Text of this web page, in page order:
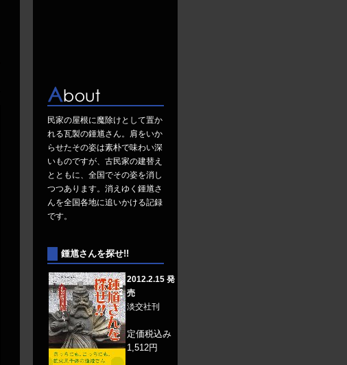
民家の屋根に魔除けとして置か
れる瓦製の鍾馗さん。肩をいか
らせたその姿は素朴で味わい深
いものですが、古民家の建替え
とともに、全国でその姿を消し
つつあります。消えゆく鍾馗さ
んを全国各地に追いかける記録
です。
鍾馗さんを探せ!!
2012.2.15 発
売
淡交社刊
定価税込み
1,512円